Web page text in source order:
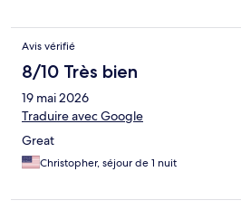
Avis vérifié
8/10 Très bien
19 mai 2026
Traduire avec Google
Great
Christopher, séjour de 1 nuit